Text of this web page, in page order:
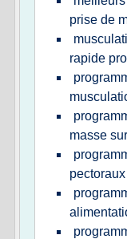
prise de
rapide
masse
pectoraux